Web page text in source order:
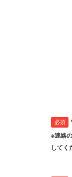
必須
※連絡
してく